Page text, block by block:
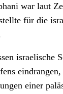
war laut
für die
israelische
einer